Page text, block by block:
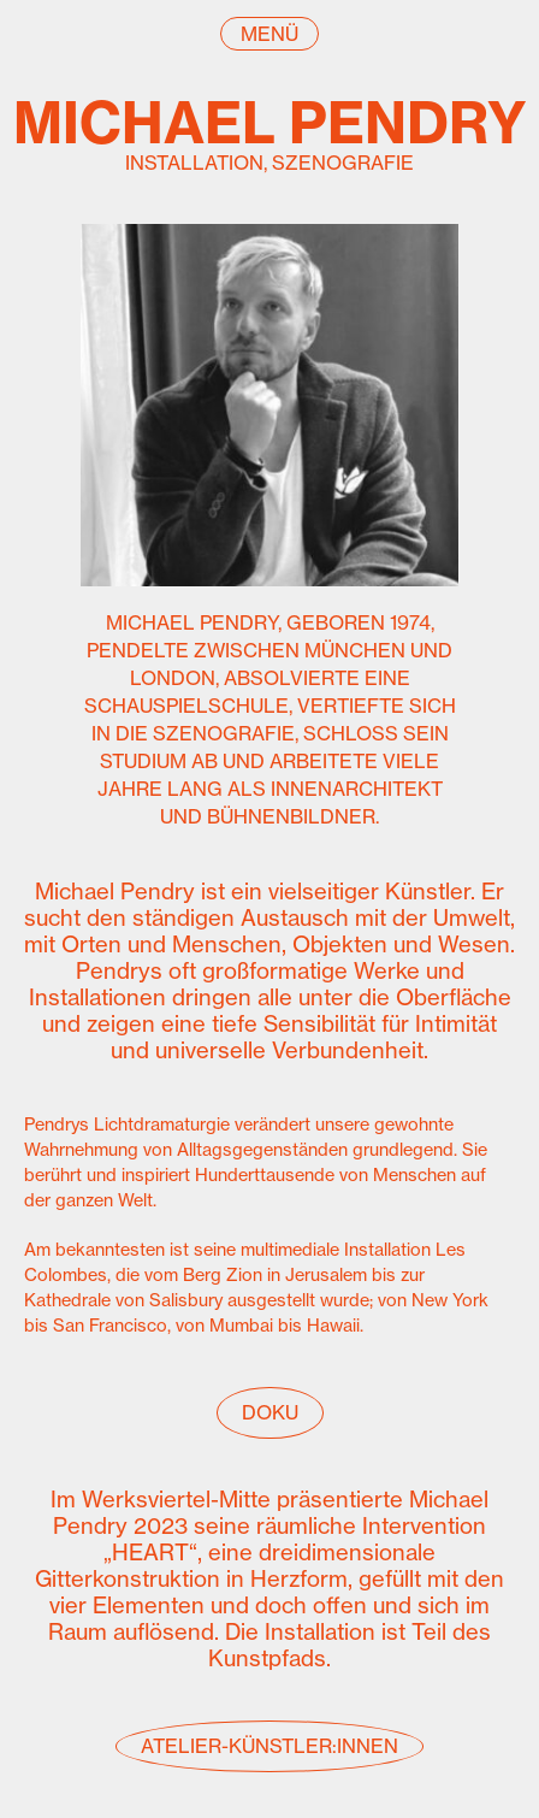
MENÜ
MICHAEL PENDRY
INSTALLATION, SZENOGRAFIE
MICHAEL PENDRY, GEBOREN 1974,
PENDELTE ZWISCHEN MÜNCHEN UND
LONDON, ABSOLVIERTE EINE
SCHAUSPIELSCHULE, VERTIEFTE SICH
IN DIE SZENOGRAFIE, SCHLOSS SEIN
STUDIUM AB UND ARBEITETE VIELE
JAHRE LANG ALS INNENARCHITEKT
UND BÜHNENBILDNER.
Michael Pendry ist ein vielseitiger Künstler. Er
sucht den ständigen Austausch mit der Umwelt,
mit Orten und Menschen, Objekten und Wesen.
Pendrys oft großformatige Werke und
Installationen dringen alle unter die Oberfläche
und zeigen eine tiefe Sensibilität für Intimität
und universelle Verbundenheit.
Pendrys Lichtdramaturgie verändert unsere gewohnte
Wahrnehmung von Alltagsgegenständen grundlegend. Sie
berührt und inspiriert Hunderttausende von Menschen auf
der ganzen Welt.
Am bekanntesten ist seine multimediale Installation Les
Colombes, die vom Berg Zion in Jerusalem bis zur
Kathedrale von Salisbury ausgestellt wurde; von New York
bis San Francisco, von Mumbai bis Hawaii.
DOKU
Im Werksviertel-Mitte präsentierte Michael
Pendry 2023 seine räumliche Intervention
„HEART“, eine dreidimensionale
Gitterkonstruktion in Herzform, gefüllt mit den
vier Elementen und doch offen und sich im
Raum auflösend. Die Installation ist Teil des
Kunstpfads.
ATELIER-KÜNSTLER:INNEN